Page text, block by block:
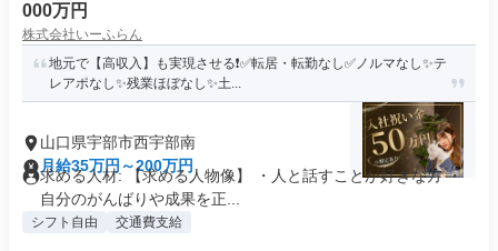
000万円
株式会社いーふらん
地元で【高収入】も実現させる❗✅転居・転勤なし✅ノルマなし✨テ
レアポなし✨残業ほぼなし✨土...
山口県宇部市西宇部南
月給35万円～200万円
求める人材: 【求める人物像】 ・人と話すことが好きな方 ・
自分のがんばりや成果を正...
シフト自由 交通費支給